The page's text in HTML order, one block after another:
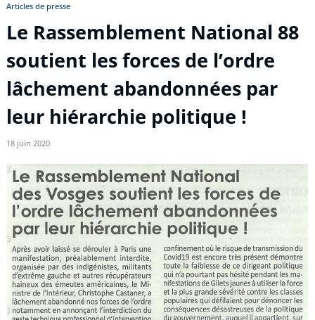
Articles de presse
Le Rassemblement National 88
soutient les forces de l’ordre
lâchement abandonnées par
leur hiérarchie politique !
18 juin 2020